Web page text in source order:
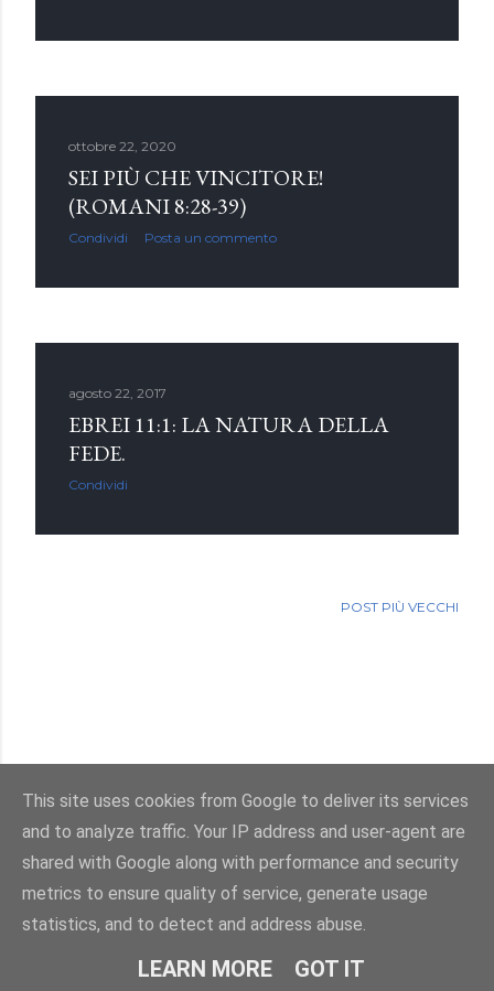
ottobre 22, 2020
SEI PIÙ CHE VINCITORE!
(ROMANI 8:28-39)
Condividi Posta un commento
agosto 22, 2017
EBREI 11:1: LA NATURA DELLA
FEDE.
Condividi
POST PIÙ VECCHI
Powered by Blogger
Immagini dei temi dienot-poloskun
© Salvatore Di Dio 2013-2026.Tutti i diritti sono riservati
This site uses cookies from Google to deliver its services
and to analyze traffic. Your IP address and user-agent are
shared with Google along with performance and security
metrics to ensure quality of service, generate usage
statistics, and to detect and address abuse.
LEARN MORE GOT IT